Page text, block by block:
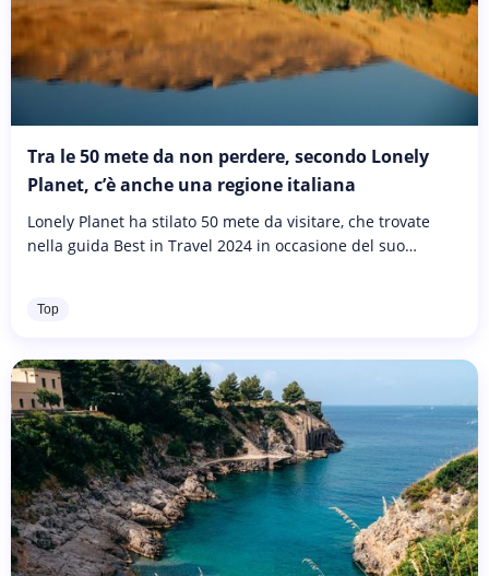
Tra le 50 mete da non perdere, secondo Lonely
Planet, c’è anche una regione italiana
Lonely Planet ha stilato 50 mete da visitare, che trovate
nella guida Best in Travel 2024 in occasione del suo
Top